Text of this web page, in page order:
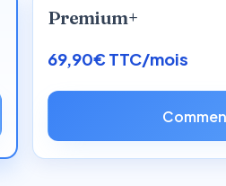
Premium+
69,90€ TTC/mois